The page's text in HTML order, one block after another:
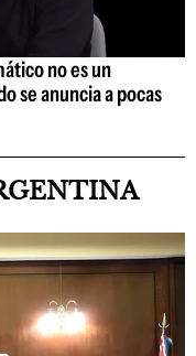
no es un
se anuncia a pocas